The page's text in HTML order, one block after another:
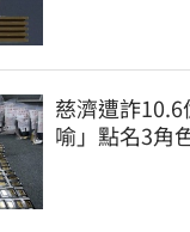
慈濟遭詐
喻」點名3角